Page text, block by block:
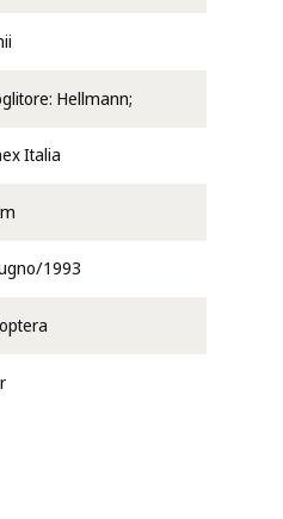
Hellmann;
Italia
1993